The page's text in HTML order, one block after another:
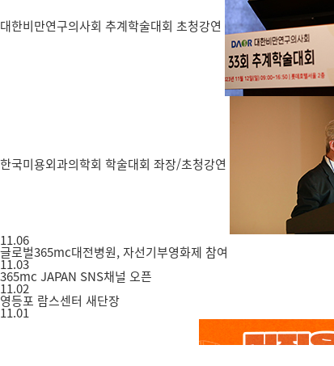
대한비만연구의사회 추계학술대회 초청강연
한국미용외과의학회 학술대회 좌장/초청강연
11.06
글로벌365mc대전병원, 자선기부영화제 참여
11.03
365mc JAPAN SNS채널 오픈
11.02
영등포 람스센터 새단장
11.01